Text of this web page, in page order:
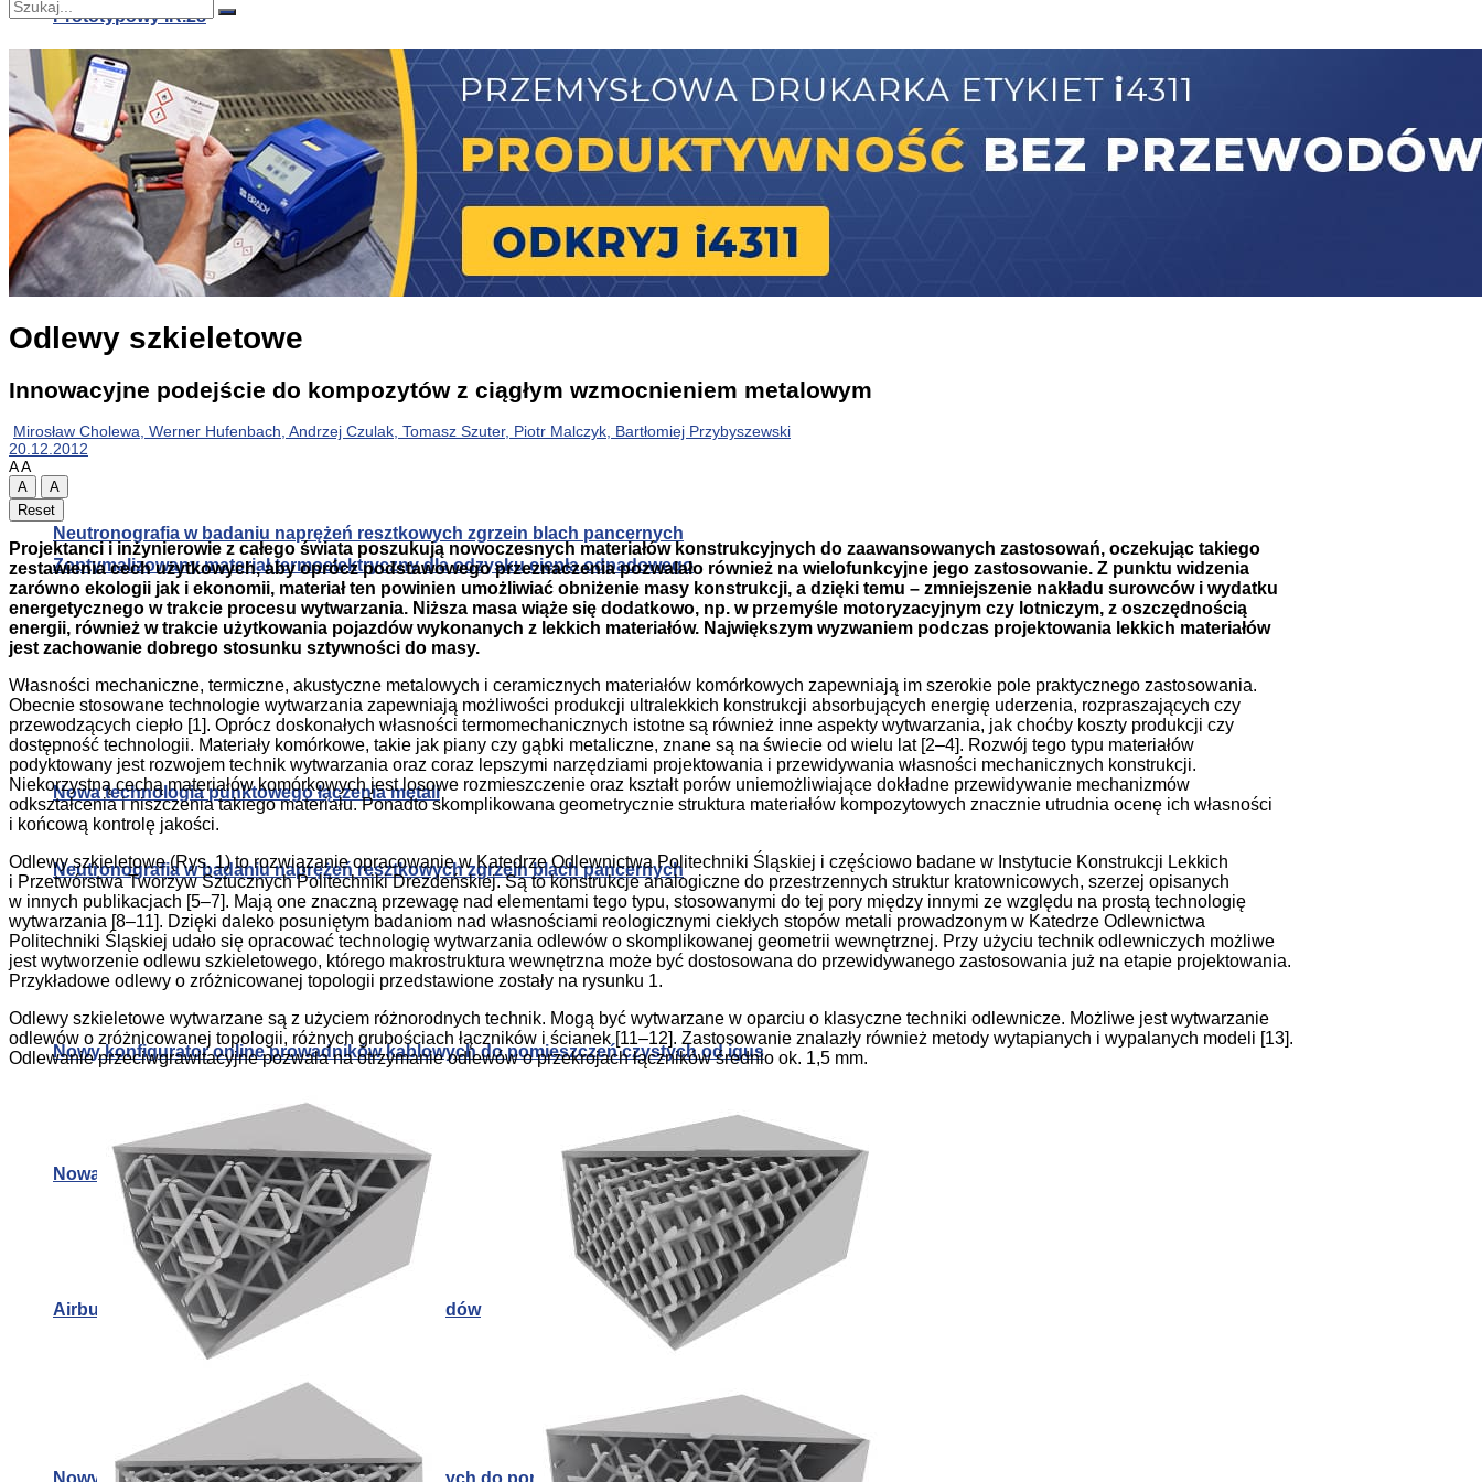
Prototypowy IR.28
Zoptymalizowany materiał termoelektryczny dla odzysku ciepła odpadowego
Neutronografia w badaniu naprężeń resztkowych zgrzein blach pancernych
Nowa technologia punktowego łączenia metali
Nowy konfigurator online prowadników kablowych do pomieszczeń czystych od igus
Airbus A350-1000ULR i rekordowy lot z Antypodów
Prototypowy IR.28
Zoptymalizowany materiał termoelektryczny dla odzysku ciepła odpadowego
Neutronografia w badaniu naprężeń resztkowych zgrzein blach pancernych
Nowa technologia punktowego łączenia metali
Nowy konfigurator online prowadników kablowych do pomieszczeń czystych od igus
Nie znaleziono
Zobacz wszystkie wyniki
Odlewy szkieletowe
Innowacyjne podejście do kompozytów z ciągłym wzmocnieniem metalowym
Mirosław Cholewa, Werner Hufenbach, Andrzej Czulak, Tomasz Szuter, Piotr Malczyk, Bartłomiej Przybyszewski
20.12.2012
AA
A
A
Reset
Projektanci i inżynierowie z całego świata poszukują nowoczesnych materiałów konstrukcyjnych do zaawansowanych zastosowań, oczekując takiego
zestawienia cech użytkowych, aby oprócz podstawowego przeznaczenia pozwalało również na wielofunkcyjne jego zastosowanie. Z punktu widzenia
zarówno ekologii jak i ekonomii, materiał ten powinien umożliwiać obniżenie masy konstrukcji, a dzięki temu – zmniejszenie nakładu surowców i wydatku
energetycznego w trakcie procesu wytwarzania. Niższa masa wiąże się dodatkowo, np. w przemyśle motoryzacyjnym czy lotniczym, z oszczędnością
energii, również w trakcie użytkowania pojazdów wykonanych z lekkich materiałów. Największym wyzwaniem podczas projektowania lekkich materiałów
jest zachowanie dobrego stosunku sztywności do masy.
Własności mechaniczne, termiczne, akustyczne metalowych i ceramicznych materiałów komórkowych zapewniają im szerokie pole praktycznego zastosowania.
Obecnie stosowane technologie wytwarzania zapewniają możliwości produkcji ultralekkich konstrukcji absorbujących energię uderzenia, rozpraszających czy
przewodzących ciepło [1]. Oprócz doskonałych własności termomechanicznych istotne są również inne aspekty wytwarzania, jak choćby koszty produkcji czy
dostępność technologii. Materiały komórkowe, takie jak piany czy gąbki metaliczne, znane są na świecie od wielu lat [2–4]. Rozwój tego typu materiałów
podyktowany jest rozwojem technik wytwarzania oraz coraz lepszymi narzędziami projektowania i przewidywania własności mechanicznych konstrukcji.
Niekorzystną cechą materiałów komórkowych jest losowe rozmieszczenie oraz kształt porów uniemożliwiające dokładne przewidywanie mechanizmów
odkształcenia i niszczenia takiego materiału. Ponadto skomplikowana geometrycznie struktura materiałów kompozytowych znacznie utrudnia ocenę ich własności
i końcową kontrolę jakości.
Odlewy szkieletowe (Rys. 1) to rozwiązanie opracowanie w Katedrze Odlewnictwa Politechniki Śląskiej i częściowo badane w Instytucie Konstrukcji Lekkich
i Przetwórstwa Tworzyw Sztucznych Politechniki Drezdeńskiej. Są to konstrukcje analogiczne do przestrzennych struktur kratownicowych, szerzej opisanych
w innych publikacjach [5–7]. Mają one znaczną przewagę nad elementami tego typu, stosowanymi do tej pory między innymi ze względu na prostą technologię
wytwarzania [8–11]. Dzięki daleko posuniętym badaniom nad własnościami reologicznymi ciekłych stopów metali prowadzonym w Katedrze Odlewnictwa
Politechniki Śląskiej udało się opracować technologię wytwarzania odlewów o skomplikowanej geometrii wewnętrznej. Przy użyciu technik odlewniczych możliwe
jest wytworzenie odlewu szkieletowego, którego makrostruktura wewnętrzna może być dostosowana do przewidywanego zastosowania już na etapie projektowania.
Przykładowe odlewy o zróżnicowanej topologii przedstawione zostały na rysunku 1.
Odlewy szkieletowe wytwarzane są z użyciem różnorodnych technik. Mogą być wytwarzane w oparciu o klasyczne techniki odlewnicze. Możliwe jest wytwarzanie
odlewów o zróżnicowanej topologii, różnych grubościach łączników i ścianek [11–12]. Zastosowanie znalazły również metody wytapianych i wypalanych modeli [13].
Odlewanie przeciwgrawitacyjne pozwala na otrzymanie odlewów o przekrojach łączników średnio ok. 1,5 mm.